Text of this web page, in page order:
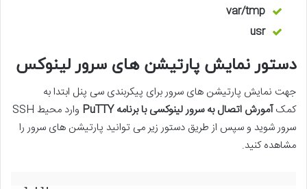
var/tmp
usr
دستور نمایش پارتیشن های سرور لینوکس
جهت نمایش پارتیشن های سرور برای پیکربندی سی پنل ابتدا به
کمکآمورش اتصال به سرور لینوکسی با برنامه PuTTY
وارد محیط SSH
سرور شوید و سپس از طریق دستور زیر می توانید پارتیشن های سرور را
مشاهده کنید.